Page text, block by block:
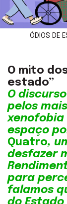
ÓDIOS DE
O mito
estado”
O
pelos
xenofobia
espaço
Quatro,
desfazer
para
falamos